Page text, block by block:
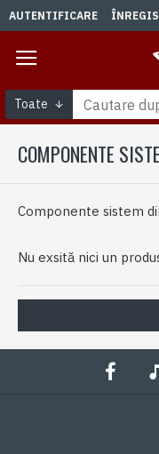
AUTENTIFICARE
Toate
COMPONENTE
Componente sistem
Nu exsită nici un